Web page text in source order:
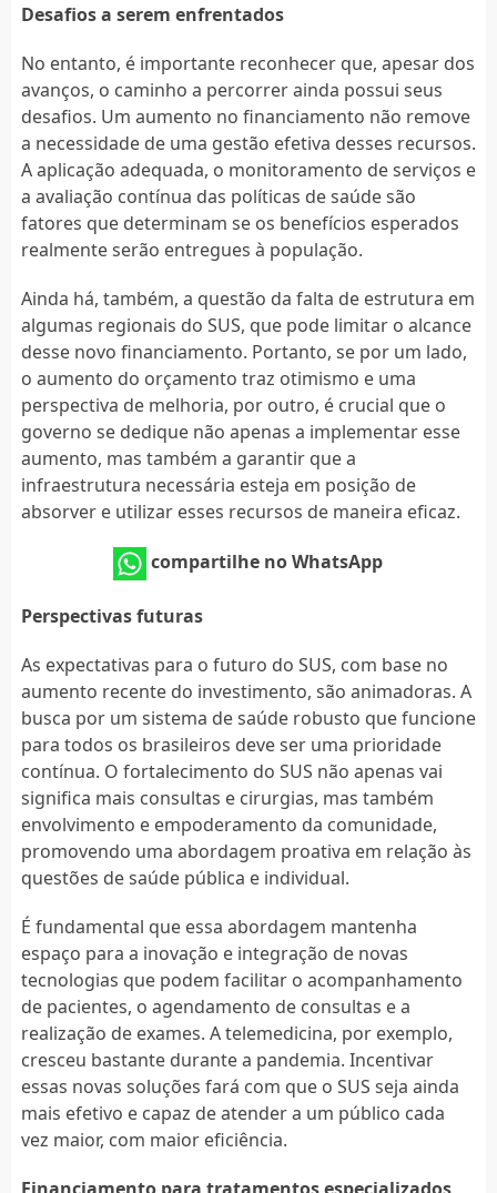
Desafios a serem enfrentados
No entanto, é importante reconhecer que, apesar dos
avanços, o caminho a percorrer ainda possui seus
desafios. Um aumento no financiamento não remove
a necessidade de uma gestão efetiva desses recursos.
A aplicação adequada, o monitoramento de serviços e
a avaliação contínua das políticas de saúde são
fatores que determinam se os benefícios esperados
realmente serão entregues à população.
Ainda há, também, a questão da falta de estrutura em
algumas regionais do SUS, que pode limitar o alcance
desse novo financiamento. Portanto, se por um lado,
o aumento do orçamento traz otimismo e uma
perspectiva de melhoria, por outro, é crucial que o
governo se dedique não apenas a implementar esse
aumento, mas também a garantir que a
infraestrutura necessária esteja em posição de
absorver e utilizar esses recursos de maneira eficaz.
compartilhe no WhatsApp
Perspectivas futuras
As expectativas para o futuro do SUS, com base no
aumento recente do investimento, são animadoras. A
busca por um sistema de saúde robusto que funcione
para todos os brasileiros deve ser uma prioridade
contínua. O fortalecimento do SUS não apenas vai
significa mais consultas e cirurgias, mas também
envolvimento e empoderamento da comunidade,
promovendo uma abordagem proativa em relação às
questões de saúde pública e individual.
É fundamental que essa abordagem mantenha
espaço para a inovação e integração de novas
tecnologias que podem facilitar o acompanhamento
de pacientes, o agendamento de consultas e a
realização de exames. A telemedicina, por exemplo,
cresceu bastante durante a pandemia. Incentivar
essas novas soluções fará com que o SUS seja ainda
mais efetivo e capaz de atender a um público cada
vez maior, com maior eficiência.
Financiamento para tratamentos especializados